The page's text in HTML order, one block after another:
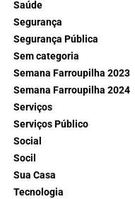
Saúde
Segurança
Segurança Pública
Sem categoria
Semana Farroupilha 2023
Semana Farroupilha 2024
Serviços
Serviços Público
Social
Socil
Sua Casa
Tecnologia